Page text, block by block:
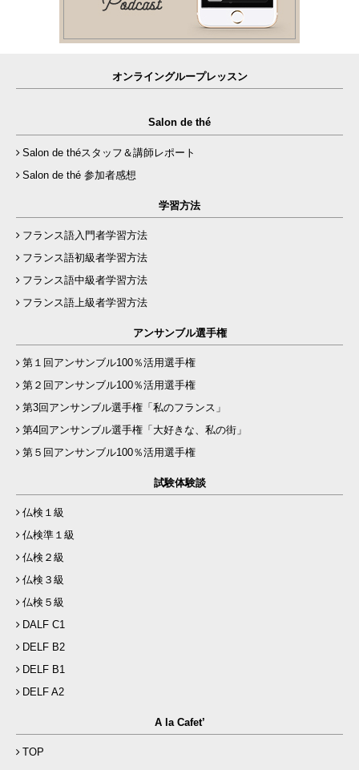
オンライングループレッスン
Salon de thé
Salon de théスタッフ＆講師レポート
Salon de thé 参加者感想
学習方法
フランス語入門者学習方法
フランス語初級者学習方法
フランス語中級者学習方法
フランス語上級者学習方法
アンサンブル選手権
第１回アンサンブル100％活用選手権
第２回アンサンブル100％活用選手権
第3回アンサンブル選手権「私のフランス」
第4回アンサンブル選手権「大好きな、私の街」
第５回アンサンブル100％活用選手権
試験体験談
仏検１級
仏検準１級
仏検２級
仏検３級
仏検５級
DALF C1
DELF B2
DELF B1
DELF A2
A la Cafet’
TOP